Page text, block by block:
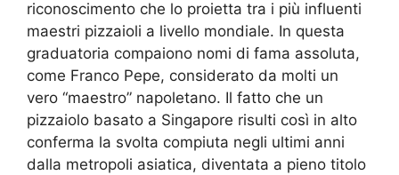
riconoscimento che lo proietta tra i più influenti
maestri pizzaioli a livello mondiale. In questa
graduatoria compaiono nomi di fama assoluta,
come Franco Pepe, considerato da molti un
vero “maestro” napoletano. Il fatto che un
pizzaiolo basato a Singapore risulti così in alto
conferma la svolta compiuta negli ultimi anni
dalla metropoli asiatica, diventata a pieno titolo